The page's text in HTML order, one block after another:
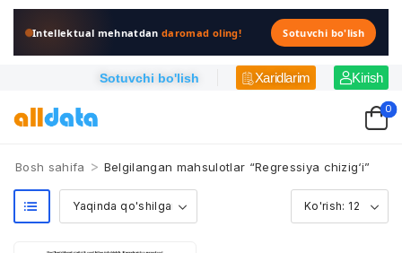
Intellektual mehnatdandaromad oling! Sotuvchi bo'lish
Sotuvchi bo'lish Xaridlarim Kirish
0
Bosh sahifa > Belgilangan mahsulotlar “Regressiya chizig‘i”